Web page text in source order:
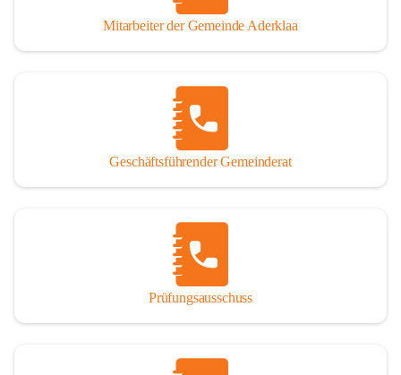
Mitarbeiter der Gemeinde Aderklaa
Geschäftsführender Gemeinderat
Prüfungsausschuss